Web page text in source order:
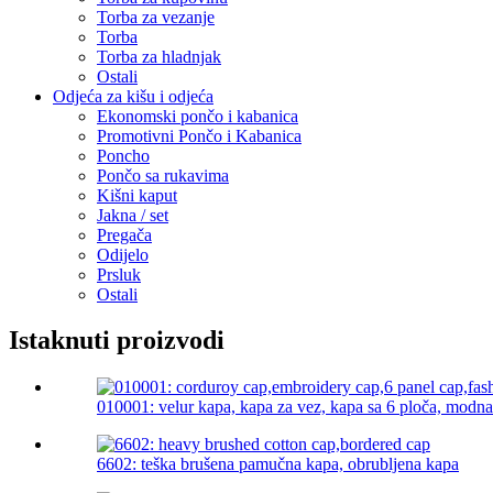
Torba za vezanje
Torba
Torba za hladnjak
Ostali
Odjeća za kišu i odjeća
Ekonomski pončo i kabanica
Promotivni Pončo i Kabanica
Poncho
Pončo sa rukavima
Kišni kaput
Jakna / set
Pregača
Odijelo
Prsluk
Ostali
Istaknuti proizvodi
010001: velur kapa, kapa za vez, kapa sa 6 ploča,
6602: teška brušena pamučna kapa, obrubljena kapa